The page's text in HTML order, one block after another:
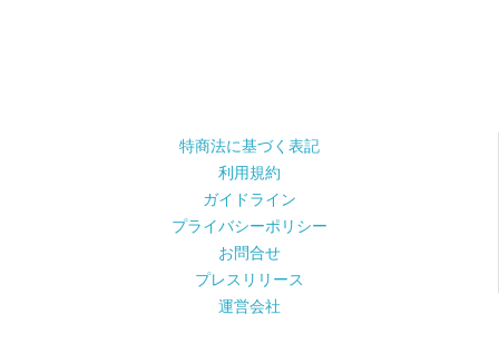
特商法に基づく表記
利用規約
ガイドライン
プライバシーポリシー
お問合せ
プレスリリース
運営会社